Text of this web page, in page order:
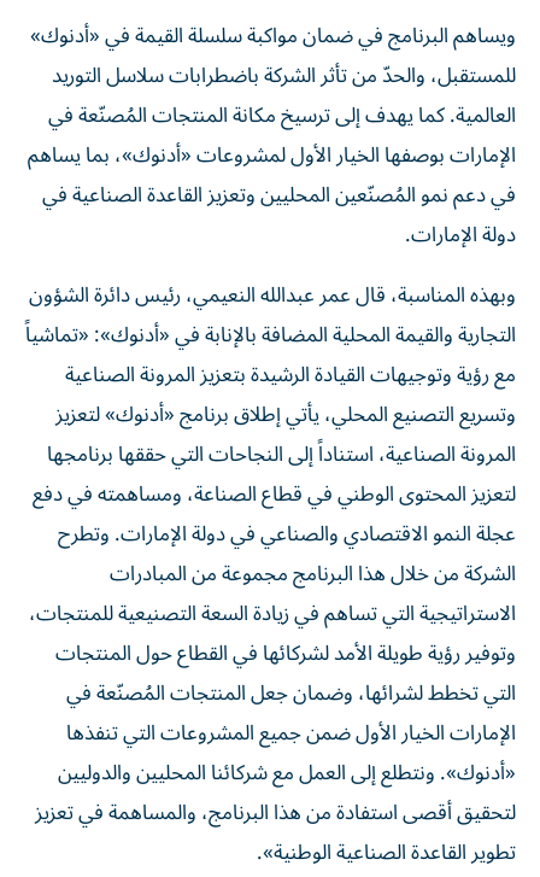
ويساهم البرنامج في ضمان مواكبة سلسلة القيمة في «أدنوك»
للمستقبل، والحدّ من تأثر الشركة باضطرابات سلاسل التوريد
العالمية. كما يهدف إلى ترسيخ مكانة المنتجات المُصنّعة في
الإمارات بوصفها الخيار الأول لمشروعات «أدنوك»، بما يساهم
في دعم نمو المُصنّعين المحليين وتعزيز القاعدة الصناعية في
دولة الإمارات.
وبهذه المناسبة، قال عمر عبدالله النعيمي، رئيس دائرة الشؤون
التجارية والقيمة المحلية المضافة بالإنابة في «أدنوك»: «تماشياً
مع رؤية وتوجيهات القيادة الرشيدة بتعزيز المرونة الصناعية
وتسريع التصنيع المحلي، يأتي إطلاق برنامج «أدنوك» لتعزيز
المرونة الصناعية، استناداً إلى النجاحات التي حققها برنامجها
لتعزيز المحتوى الوطني في قطاع الصناعة، ومساهمته في دفع
عجلة النمو الاقتصادي والصناعي في دولة الإمارات. وتطرح
الشركة من خلال هذا البرنامج مجموعة من المبادرات
الاستراتيجية التي تساهم في زيادة السعة التصنيعية للمنتجات،
وتوفير رؤية طويلة الأمد لشركائها في القطاع حول المنتجات
التي تخطط لشرائها، وضمان جعل المنتجات المُصنّعة في
الإمارات الخيار الأول ضمن جميع المشروعات التي تنفذها
«أدنوك». ونتطلع إلى العمل مع شركائنا المحليين والدوليين
لتحقيق أقصى استفادة من هذا البرنامج، والمساهمة في تعزيز
تطوير القاعدة الصناعية الوطنية».